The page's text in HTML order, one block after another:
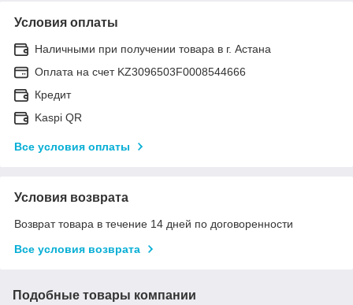
Условия оплаты
Наличными при получении товара в г. Астана
Оплата на счет KZ3096503F0008544666
Кредит
Kaspi QR
Все условия оплаты
Условия возврата
Возврат товара в течение 14 дней по договоренности
Все условия возврата
Подобные товары компании